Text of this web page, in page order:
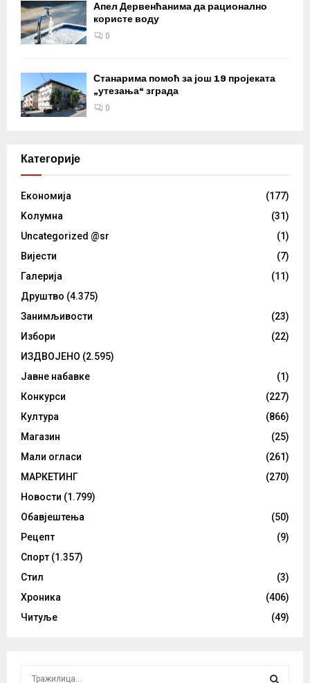
Апел Дервенћанима да рационално
користе воду
0
Станарима помоћ за још 19 пројеката
„утезања“ зграда
0
Категорије
Eкономија
(177)
Kолумнa
(31)
Uncategorized @sr
(1)
Вијести
(7)
Галерија
(11)
Друштво (4.375)
Занимљивости
(23)
Избори
(22)
ИЗДВОЈЕНО (2.595)
Јавне набавке
(1)
Конкурси
(227)
Култура
(866)
Магазин
(25)
Мали огласи
(261)
МАРКЕТИНГ
(270)
Новости (1.799)
Обавјештења
(50)
Рецепт
(9)
Спорт (1.357)
Стил
(3)
Хроника
(406)
Читуље
(49)